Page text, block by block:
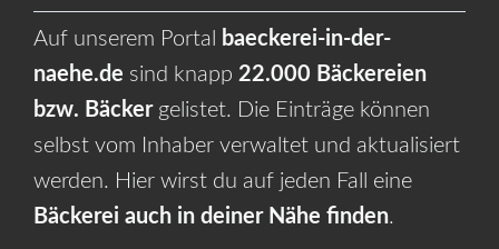
Auf unserem Portal
baeckerei-in-der-
naehe.de sind knapp 22.000 Bäckereien
bzw. Bäckergelistet. Die Einträge können
selbst vom Inhaber verwaltet und aktualisiert
werden. Hier wirst du auf jeden Fall eine
Bäckerei auch in deiner Nähe finden.